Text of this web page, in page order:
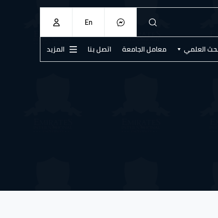
En
العلمي معامل الجامعة اتصل بنا المزيد